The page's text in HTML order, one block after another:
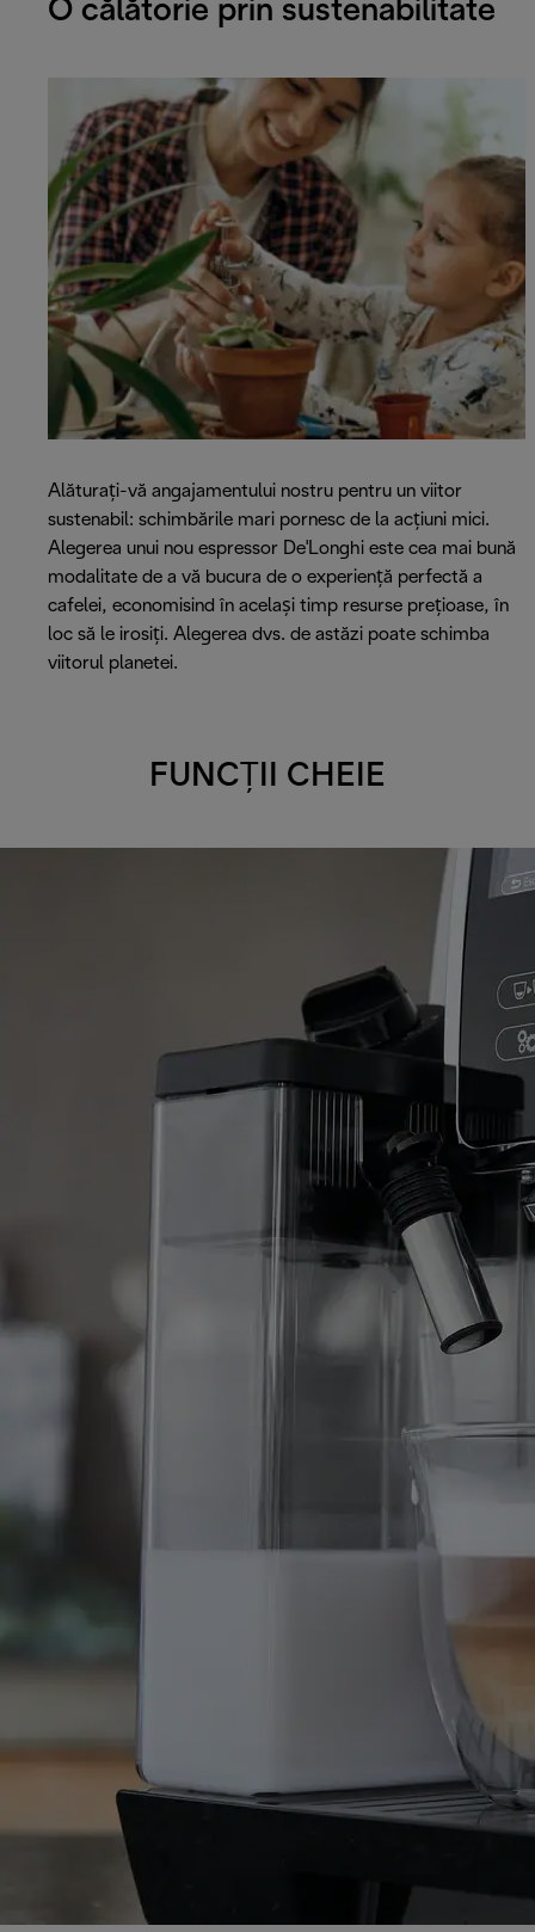
O călătorie prin sustenabilitate
Alăturați-vă angajamentului nostru pentru un viitor
sustenabil: schimbările mari pornesc de la acțiuni mici.
Alegerea unui nou espressor De'Longhi este cea mai bună
modalitate de a vă bucura de o experiență perfectă a
cafelei, economisind în același timp resurse prețioase, în
loc să le irosiți. Alegerea dvs. de astăzi poate schimba
viitorul planetei.
FUNCȚII CHEIE